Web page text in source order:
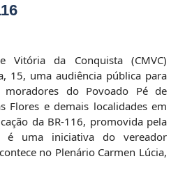
Vitória da Conquista (CMVC)
15, uma audiência pública para
do Povoado Pé de
Flores e demais localidades em
da BR-116, promovida pela
é uma iniciativa do vereador
no Plenário Carmen Lúcia,